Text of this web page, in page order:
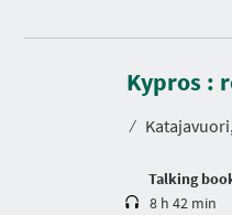
Kypros :
⁄
Talking
D
r
a
i
8 h 42 min